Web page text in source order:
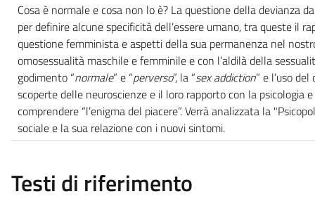
Cosa è normale e cosa non lo è? La questione della devianza
per definire alcune specificità dell’essere umano, tra queste il
questione femminista e aspetti della sua permanenza nel
omosessualità maschile e femminile e con l’aldilà della
godimento “normale” e “perverso”, la “sex addiction” e l’uso
scoperte delle neuroscienze e il loro rapporto con la psicologia
comprendere “l’enigma del piacere”. Verrà analizzata la
sociale e la sua relazione con i nuovi sintomi.
Testi di riferimento